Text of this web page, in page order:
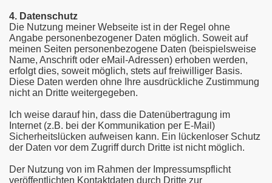
4. Datenschutz
Die Nutzung meiner Webseite ist in der Regel ohne
Angabe personenbezogener Daten möglich. Soweit auf
meinen Seiten personenbezogene Daten (beispielsweise
Name, Anschrift oder eMail-Adressen) erhoben werden,
erfolgt dies, soweit möglich, stets auf freiwilliger Basis.
Diese Daten werden ohne Ihre ausdrückliche Zustimmung
nicht an Dritte weitergegeben.
Ich weise darauf hin, dass die Datenübertragung im
Internet (z.B. bei der Kommunikation per E-Mail)
Sicherheitslücken aufweisen kann. Ein lückenloser Schutz
der Daten vor dem Zugriff durch Dritte ist nicht möglich.
Der Nutzung von im Rahmen der Impressumspflicht
veröffentlichten Kontaktdaten durch Dritte zur